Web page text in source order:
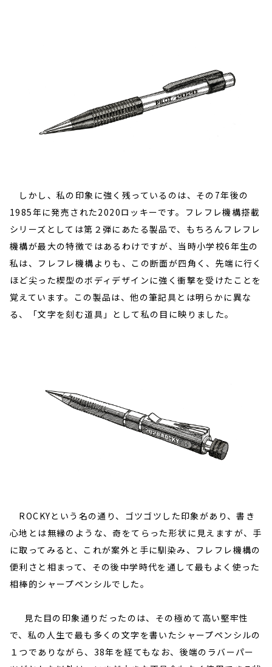
しかし、私の印象に強く残っているのは、その7年後の
1985年に発売された2020ロッキーです。フレフレ機構搭載
シリーズとしては第２弾にあたる製品で、もちろんフレフレ
機構が最大の特徴ではあるわけですが、当時小学校6年生の
私は、フレフレ機構よりも、この断面が四角く、先端に行く
ほど尖った楔型のボディデザインに強く衝撃を受けたことを
覚えています。この製品は、他の筆記具とは明らかに異な
る、「文字を刻む道具」として私の目に映りました。
ROCKYという名の通り、ゴツゴツした印象があり、書き
心地とは無縁のような、奇をてらった形状に見えますが、手
に取ってみると、これが案外と手に馴染み、フレフレ機構の
便利さと相まって、その後中学時代を通して最もよく使った
相棒的シャープペンシルでした。
見た目の印象通りだったのは、その極めて高い堅牢性
で、私の人生で最も多くの文字を書いたシャープペンシルの
１つでありながら、38年を経てもなお、後端のラバーパー